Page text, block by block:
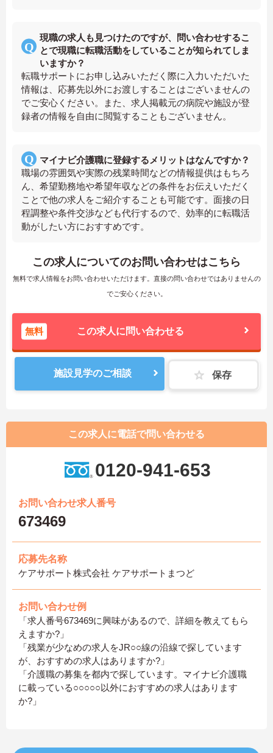
現職の求人も見つけたのですが、問い合わせするこ
とで現職に転職活動をしていることが知られてしま
いますか？
転職サポートにお申し込みいただく際に入力いただいた
情報は、応募先以外にお渡しすることはございませんの
でご安心ください。また、求人掲載元の病院や施設が登
録者の情報を自由に閲覧することもございません。
マイナビ介護職に登録するメリットはなんですか？
職場の雰囲気や実際の残業時間などの情報提供はもちろ
ん、希望勤務地や希望年収などの条件をお伝えいただく
ことで他の求人をご紹介することも可能です。面接の日
程調整や条件交渉なども代行するので、効率的に転職活
動がしたい方におすすめです。
この求人についてのお問い合わせはこちら
無料で求人情報をお問い合わせいただけます。直接の問い合わせではありませんの
でご安心ください。
無料 この求人に問い合わせる
施設見学のご相談 保存
この求人に電話で問い合わせる
0120-941-653
お問い合わせ求人番号
673469
応募先名称
ケアサポート株式会社 ケアサポートまつど
お問い合わせ例
「求人番号673469に興味があるので、詳細を教えてもら
えますか?」
「残業が少なめの求人をJR○○線の沿線で探しています
が、おすすめの求人はありますか?」
「介護職の募集を都内で探しています。マイナビ介護職
に載っている○○○○○以外におすすめの求人はあります
か?」